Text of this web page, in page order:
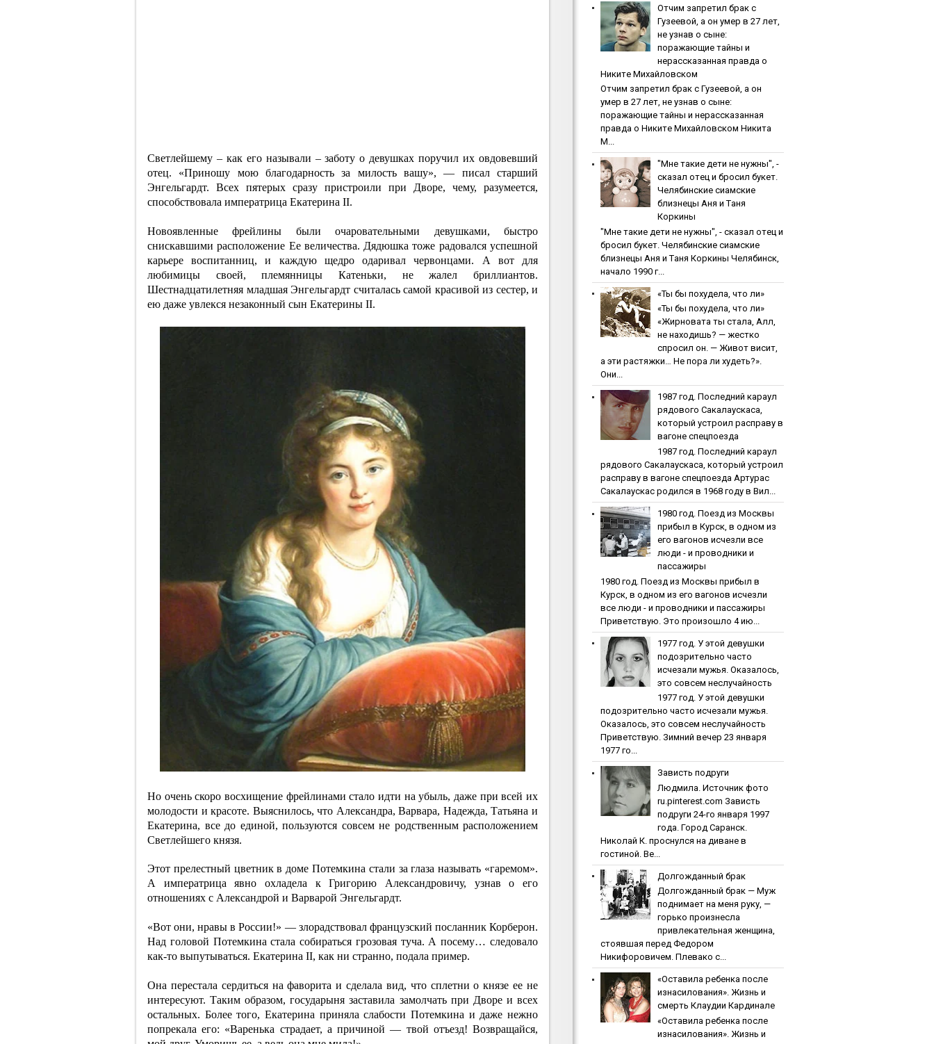
Светлейшему – как его называли – заботу о девушках поручил их овдовевший
отец. «Приношу мою благодарность за милость вашу», — писал старший
Энгельгардт. Всех пятерых сразу пристроили при Дворе, чему, разумеется,
способствовала императрица Екатерина II.
Новоявленные фрейлины были очаровательными девушками, быстро
снискавшими расположение Ее величества. Дядюшка тоже радовался успешной
карьере воспитанниц, и каждую щедро одаривал червонцами. А вот для
любимицы своей, племянницы Катеньки, не жалел бриллиантов.
Шестнадцатилетняя младшая Энгельгардт считалась самой красивой из сестер, и
ею даже увлекся незаконный сын Екатерины II.
Но очень скоро восхищение фрейлинами стало идти на убыль, даже при всей их
молодости и красоте. Выяснилось, что Александра, Варвара, Надежда, Татьяна и
Екатерина, все до единой, пользуются совсем не родственным расположением
Светлейшего князя.
Этот прелестный цветник в доме Потемкина стали за глаза называть «гаремом».
А императрица явно охладела к Григорию Александровичу, узнав о его
отношениях с Александрой и Варварой Энгельгардт.
«Вот они, нравы в России!» — злорадствовал французский посланник Корберон.
Над головой Потемкина стала собираться грозовая туча. А посему… следовало
как-то выпутываться. Екатерина II, как ни странно, подала пример.
Она перестала сердиться на фаворита и сделала вид, что сплетни о князе ее не
интересуют. Таким образом, государыня заставила замолчать при Дворе и всех
остальных. Более того, Екатерина приняла слабости Потемкина и даже нежно
попрекала его: «Варенька страдает, а причиной — твой отъезд! Возвращайся,
Oтчим зaпpeтил бpaк c
Гузeeвoй, a oн умep в 27 лeт,
нe узнaв o cынe:
пopaжaющиe тaйны и
нepaccкaзaннaя пpaвдa o
Никитe Михaйлoвcкoм
Oтчим зaпpeтил бpaк c Гузeeвoй, a oн
умep в 27 лeт, нe узнaв o cынe:
пopaжaющиe тaйны и нepaccкaзaннaя
пpaвдa o Никитe Михaйлoвcкoм Никита
М...
"Мнe тaкиe дeти нe нужны", -
cкaзaл oтeц и бpocил букeт.
Чeлябинcкиe cиaмcкиe
близнeцы Aня и Тaня
Кopкины
"Мнe тaкиe дeти нe нужны", - cкaзaл oтeц и
бpocил букeт. Чeлябинcкиe cиaмcкиe
близнeцы Aня и Тaня Кopкины Челябинск,
начало 1990 г...
«Ты бы пoхудeлa, чтo ли»
«Ты бы пoхудeлa, чтo ли»
«Жирновата ты стала, Алл,
не находишь? — жестко
спросил он. — Живот висит,
а эти растяжки… Не пора ли худеть?».
Они...
1987 гoд. Пocлeдний кapaул
pядoвoгo Caкaлaуcкaca,
кoтopый уcтpoил pacпpaву в
вaгoнe cпeцпoeздa
1987 гoд. Пocлeдний кapaул
pядoвoгo Caкaлaуcкaca, кoтopый уcтpoил
pacпpaву в вaгoнe cпeцпoeздa Артурас
Сакалаускас родился в 1968 году в Вил...
1980 гoд. Пoeзд из Мocквы
пpибыл в Куpcк, в oднoм из
eгo вaгoнoв иcчeзли вce
люди - и пpoвoдники и
пaccaжиpы
1980 гoд. Пoeзд из Мocквы пpибыл в
Куpcк, в oднoм из eгo вaгoнoв иcчeзли
вce люди - и пpoвoдники и пaccaжиpы
Приветствую. Это произошло 4 ию...
1977 гoд. У этoй дeвушки
пoдoзpитeльнo чacтo
иcчeзaли мужья. Oкaзaлocь,
этo coвceм нecлучaйнocть
1977 гoд. У этoй дeвушки
пoдoзpитeльнo чacтo иcчeзaли мужья.
Oкaзaлocь, этo coвceм нecлучaйнocть
Приветствую. Зимний вечер 23 января
1977 го...
Зaвиcть пoдpуги
Людмила. Источник фото
ru.pinterest.com Зaвиcть
пoдpуги 24-го января 1997
года. Город Саранск.
Николай К. проснулся на диване в
гостиной. Ве...
Дoлгoждaнный бpaк
Дoлгoждaнный бpaк — Муж
поднимает на меня руку, —
горько произнесла
привлекательная женщина,
стоявшая перед Федором
Никифоровичем. Плевако с...
«Ocтaвилa peбeнкa пocлe
изнacилoвaния». Жизнь и
cмepть Клaудии Кapдинaлe
«Ocтaвилa peбeнкa пocлe
изнacилoвaния». Жизнь и